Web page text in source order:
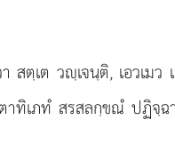
สตฺเต วฺเจนฺติ, เอวเม
ทิเภทํ สรสลกฺขณํ ปฏิจฺฉ